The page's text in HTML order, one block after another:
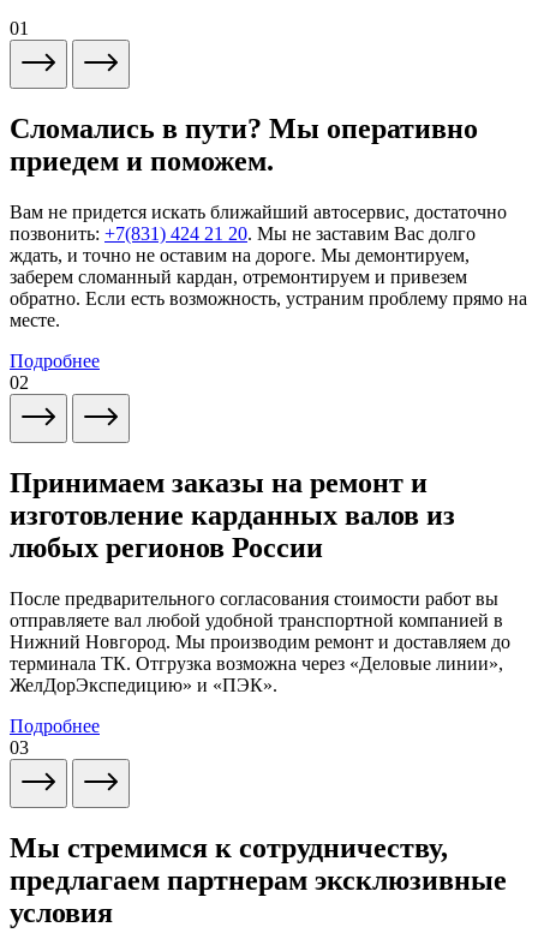
01
Сломались в пути? Мы оперативно
приедем и поможем.
Вам не придется искать ближайший автосервис, достаточно
позвонить: +7(831) 424 21 20. Мы не заставим Вас долго
ждать, и точно не оставим на дороге. Мы демонтируем,
заберем сломанный кардан, отремонтируем и привезем
обратно. Если есть возможность, устраним проблему прямо на
месте.
Подробнее
02
Принимаем заказы на ремонт и
изготовление карданных валов из
любых регионов России
После предварительного согласования стоимости работ вы
отправляете вал любой удобной транспортной компанией в
Нижний Новгород. Мы производим ремонт и доставляем до
терминала ТК. Отгрузка возможна через «Деловые линии»,
ЖелДорЭкспедицию» и «ПЭК».
Подробнее
03
Мы стремимся к сотрудничеству,
предлагаем партнерам эксклюзивные
условия